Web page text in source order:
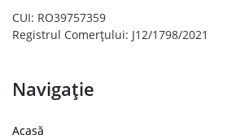
CUI: RO39757359
Registrul Comerțului: J12/1798/2021
Navigație
Acasă